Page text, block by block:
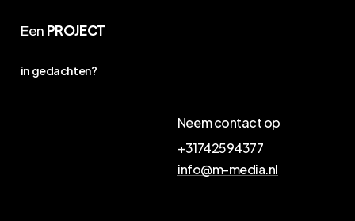
Een PROJECT
in gedachten?
Neem contact op
+31742594377
info@m-media.nl